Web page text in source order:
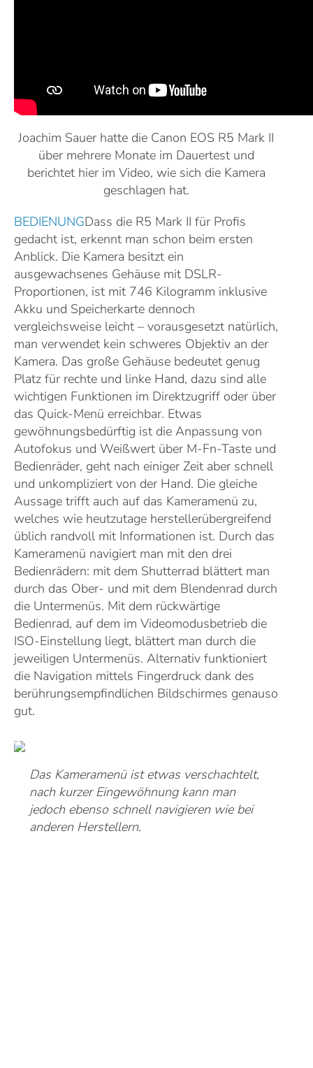
Joachim Sauer hatte die Canon EOS R5 Mark II
über mehrere Monate im Dauertest und
berichtet hier im Video, wie sich die Kamera
geschlagen hat.
BEDIENUNGDass die R5 Mark II für Profis
gedacht ist, erkennt man schon beim ersten
Anblick. Die Kamera besitzt ein
ausgewachsenes Gehäuse mit DSLR-
Proportionen, ist mit 746 Kilogramm inklusive
Akku und Speicherkarte dennoch
vergleichsweise leicht – vorausgesetzt natürlich,
man verwendet kein schweres Objektiv an der
Kamera. Das große Gehäuse bedeutet genug
Platz für rechte und linke Hand, dazu sind alle
wichtigen Funktionen im Direktzugriff oder über
das Quick-Menü erreichbar. Etwas
gewöhnungsbedürftig ist die Anpassung von
Autofokus und Weißwert über M-Fn-Taste und
Bedienräder, geht nach einiger Zeit aber schnell
und unkompliziert von der Hand. Die gleiche
Aussage trifft auch auf das Kameramenü zu,
welches wie heutzutage herstellerübergreifend
üblich randvoll mit Informationen ist. Durch das
Kameramenü navigiert man mit den drei
Bedienrädern: mit dem Shutterrad blättert man
durch das Ober- und mit dem Blendenrad durch
die Untermenüs. Mit dem rückwärtige
Bedienrad, auf dem im Videomodusbetrieb die
ISO-Einstellung liegt, blättert man durch die
jeweiligen Untermenüs. Alternativ funktioniert
die Navigation mittels Fingerdruck dank des
berührungsempfindlichen Bildschirmes genauso
gut.
Das Kameramenü ist etwas verschachtelt,
nach kurzer Eingewöhnung kann man
jedoch ebenso schnell navigieren wie bei
anderen Herstellern.